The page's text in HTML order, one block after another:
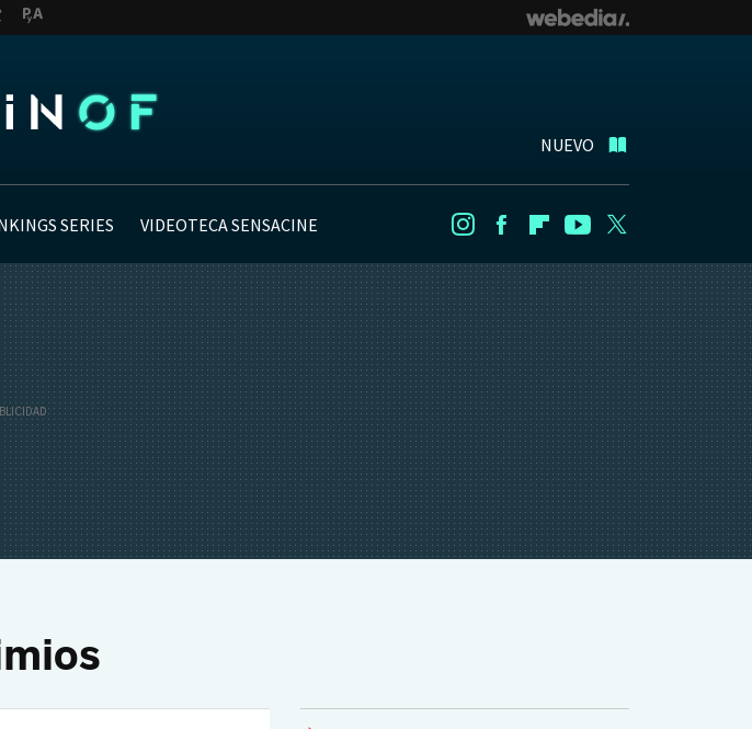
NUEVO
SERIES VIDEOTECA SENSACINE InstagramFacebookFlipboard
Youtube